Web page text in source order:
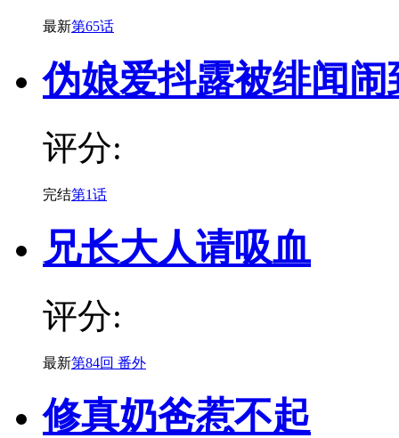
最新第65话
伪娘爱抖露被绯闻
评分:
完结第1话
兄长大人请吸血
评分:
最新第84回 番外
修真奶爸惹不起